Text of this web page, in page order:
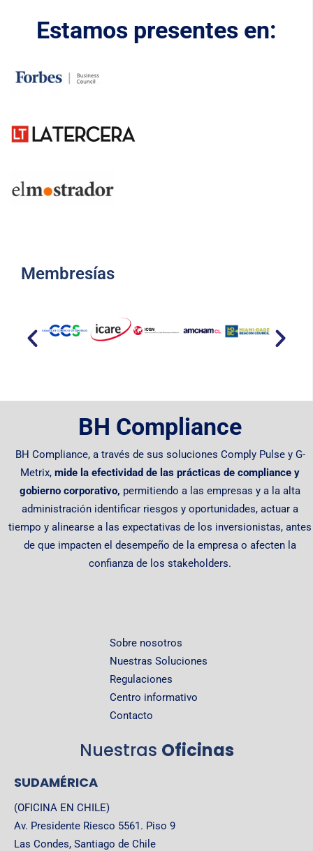
Estamos presentes en:
Membresías​
BH Compliance
BH Compliance, a través de sus soluciones Comply Pulse y G-
Metrix, mide la efectividad de las prácticas de compliance y
gobierno corporativo, permitiendo a las empresas y a la alta
administración identificar riesgos y oportunidades, actuar a
tiempo y alinearse a las expectativas de los inversionistas, antes
de que impacten el desempeño de la empresa o afecten la
confianza de los stakeholders.
Sobre nosotros
Nuestras Soluciones
Regulaciones
Centro informativo
Contacto
Nuestras Oficinas
SUDAMÉRICA
(OFICINA EN CHILE)
Av. Presidente Riesco 5561. Piso 9
Las Condes, Santiago de Chile